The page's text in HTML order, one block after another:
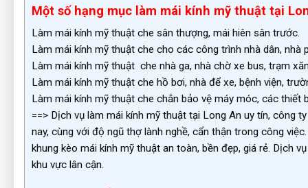
Một số hạng mục làm mái kính mỹ thuật tại
Làm mái kính mỹ thuật che sân thượng, mái hiên sân trước.
Làm mái kính mỹ thuật che cho các công trình nhà dân, nhà
Làm mái kính mỹ thuật che nhà ga, nhà chờ xe bus, trạm
Làm mái kính mỹ thuật che hồ bơi, nhà để xe, bệnh viện,
Làm mái kính mỹ thuật che chắn bảo vệ máy móc, các thiết
==> Dịch vụ làm mái kính mỹ thuật tại Long An uy tín, công
nay, cùng với độ ngũ thợ lành nghề, cẩn thận trong công
khung kèo mái kính mỹ thuật an toàn, bền đẹp, giá rẻ. Dịch
khu vực lân cận.